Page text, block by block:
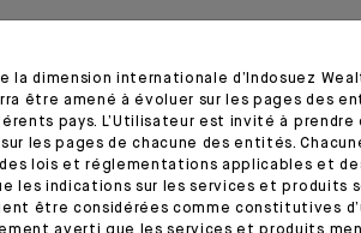
12.06.25
la dimension internationale d’Indosuez
être amené à évoluer sur les pages des
pays. L’Utilisateur est invité à
les pages de chacune des entités.
lois et réglementations applicables et
les indications sur les services et
être considérées comme constitutives